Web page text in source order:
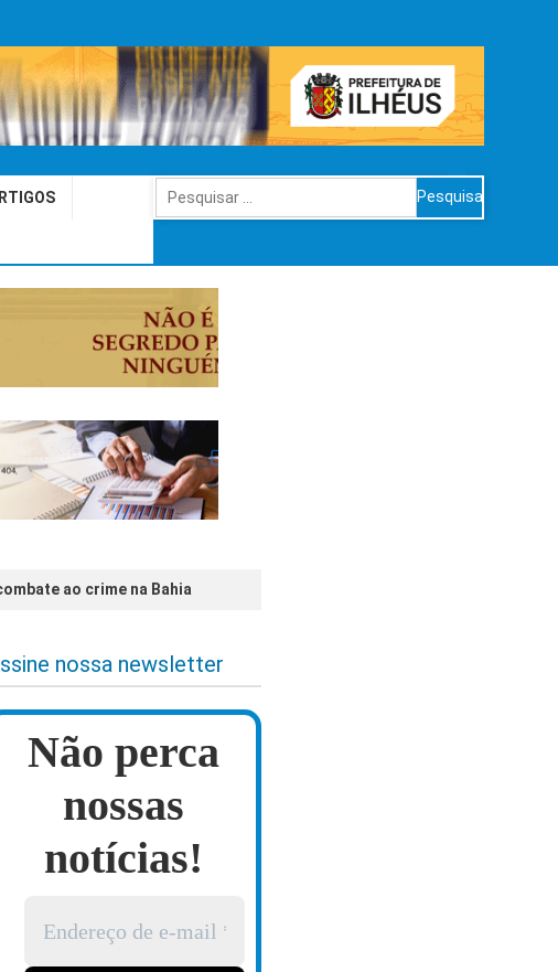
Pesquisar
por:
ao crime na Bahia
nossa newsletter
Não perca
nossas
notícias!